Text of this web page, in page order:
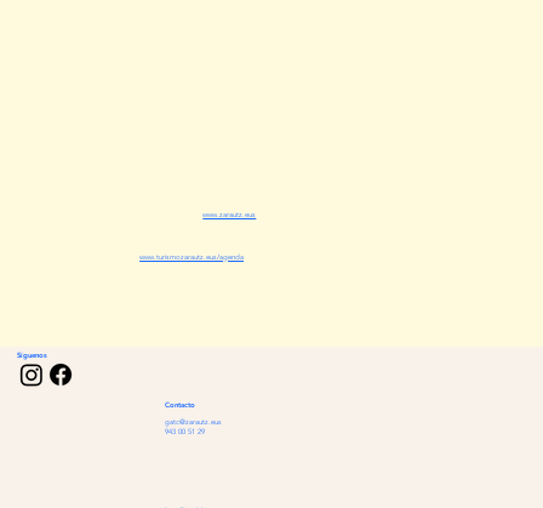
www.zarautz.eus
www.turismozarautz.eus/agenda
Contacto
gatc@zarautz.eus
943 00 51 29
Síguenos